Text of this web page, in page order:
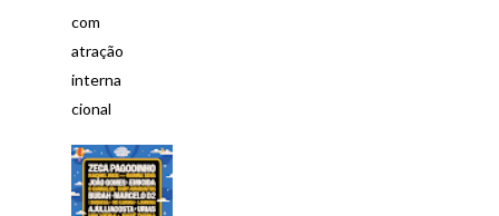
com
atração
interna
cional